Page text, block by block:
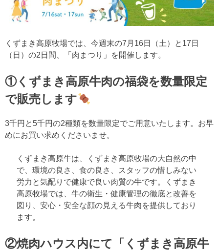
くずまき高原牧場では、今週末の7月16日（土）と17日
（日）の2日間、「肉まつり」を開催します。
①くずまき高原牛肉の福袋を数量限定
で販売します
3千円と5千円の2種類を数量限定でご用意いたします。お早
めにお買い求めくださいませ。
くずまき高原牛は、くずまき高原牧場の大自然の中
で、環境の良さ、食の良さ、スタッフの惜しみない
労力と気配りで健康で良い肉質の牛です。くずまき
高原牧場では、牛の衛生・健康管理の徹底と改善を
図り、安心・安全な顔の見える牛肉を提供しており
ます。
②焼肉ハウス内にて「くずまき高原牛